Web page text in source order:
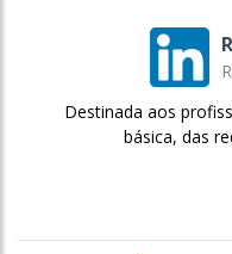
Destinada aos
básica, das